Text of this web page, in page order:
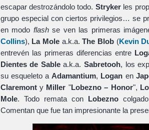
escapar destrozándolo todo. Strykerles
grupo especial con ciertos privilegios… se
en modo flashse ven las primeras
Collins), La Molea.k.a.The Blob (Kevin
entrevén las primeras diferencias entre
Dientes de Sablea.k.a.Sabretooh, los
su esqueleto aAdamantium, Logan en
Claremonty Miller "Lobezno – Honor",
Mole. Todo remata con Lobezno
Comentan que fue tan impresionante la